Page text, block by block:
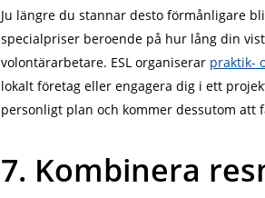
Ju längre du stannar desto förmånligare
specialpriser beroende på hur lång din
volontärarbetare. ESL organiserar praktik-
lokalt företag eller engagera dig i ett
personligt plan och kommer dessutom att
7. Kombinera